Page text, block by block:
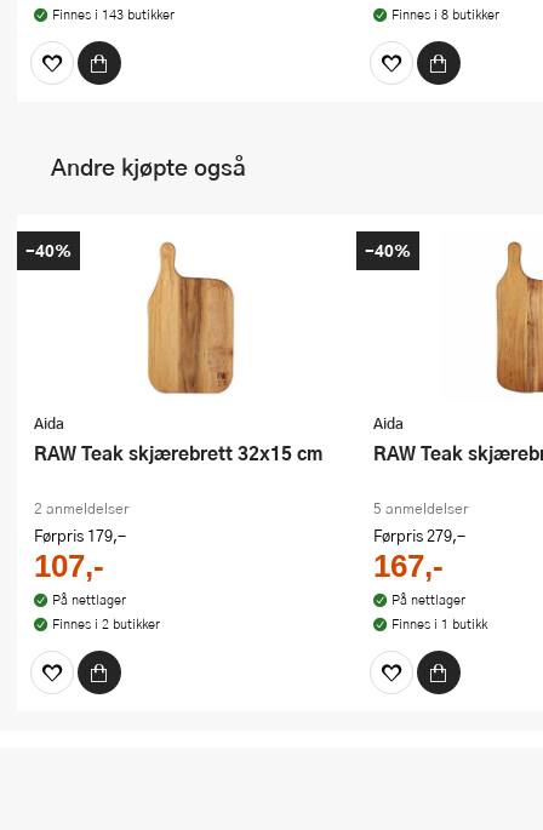
Finnes i 143 butikker
Finnes i 8 butikker
Andre kjøpte også
Aida
RAW Teak skjærebrett 32x15 cm
2 anmeldelser
Førpris 179,-
107,-
På nettlager
Finnes i 2 butikker
-40%
Aida
RAW Teak
5 anmeldelser
Førpris279,-
167,-
På nettlager
Finnes i 1 butikk
-40%